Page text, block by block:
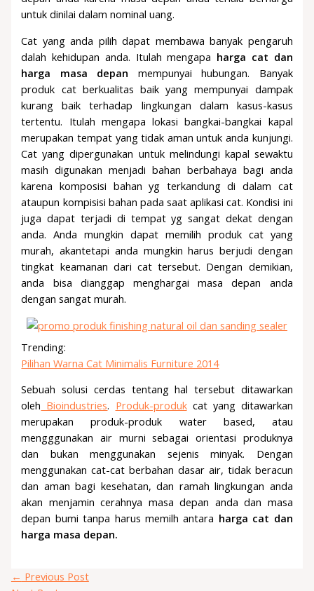
untuk dinilai dalam nominal uang.
Cat yang anda pilih dapat membawa banyak pengaruh
dalah kehidupan anda. Itulah mengapa harga cat dan
harga masa depan mempunyai hubungan. Banyak
produk cat berkualitas baik yang mempunyai dampak
kurang baik terhadap lingkungan dalam kasus-kasus
tertentu. Itulah mengapa lokasi bangkai-bangkai kapal
merupakan tempat yang tidak aman untuk anda kunjungi.
Cat yang dipergunakan untuk melindungi kapal sewaktu
masih digunakan menjadi bahan berbahaya bagi anda
karena komposisi bahan yg terkandung di dalam cat
ataupun kompisisi bahan pada saat aplikasi cat. Kondisi ini
juga dapat terjadi di tempat yg sangat dekat dengan
anda. Anda mungkin dapat memilih produk cat yang
murah, akantetapi anda mungkin harus berjudi dengan
tingkat keamanan dari cat tersebut. Dengan demikian,
anda bisa dianggap menghargai masa depan anda
dengan sangat murah.
Trending:
Pilihan Warna Cat Minimalis Furniture 2014
Sebuah solusi cerdas tentang hal tersebut ditawarkan
oleh Bioindustries. Produk-produkcat yang ditawarkan
merupakan produk-produk water based, atau
mengggunakan air murni sebagai orientasi produknya
dan bukan menggunakan sejenis minyak. Dengan
menggunakan cat-cat berbahan dasar air, tidak beracun
dan aman bagi kesehatan, dan ramah lingkungan anda
akan menjamin cerahnya masa depan anda dan masa
depan bumi tanpa harus memilh antara harga cat dan
harga masa depan.
← Previous Post